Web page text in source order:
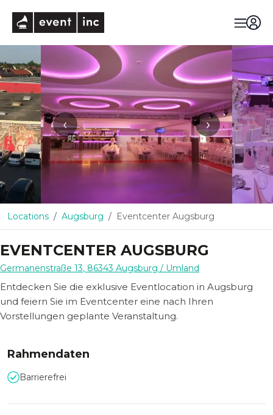
‹ ›
Locations Augsburg Eventcenter Augsburg
EVENTCENTER AUGSBURG
Germanenstraße 13, 86343 Augsburg / Umland
Entdecken Sie die exklusive Eventlocation in Augsburg
und feiern Sie im Eventcenter eine nach Ihren
Vorstellungen geplante Veranstaltung.
Rahmendaten
Barrierefrei